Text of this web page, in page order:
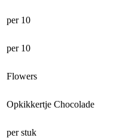
per 10
per 10
Flowers
Opkikkertje Chocolade
per stuk